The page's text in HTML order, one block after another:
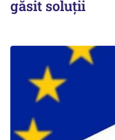
găsit soluţii